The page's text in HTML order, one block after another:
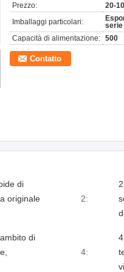
Prezzo:
20-
Imballaggi particolari:
serie
Capacità di alimentazione: 500
Contatto
di
originale
2:
di
4: